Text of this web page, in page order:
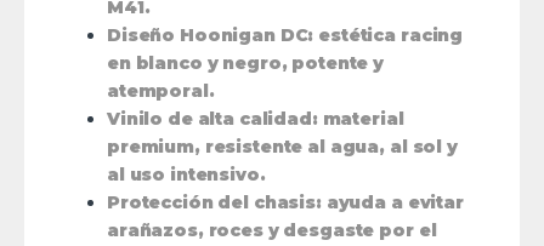
M41.
Diseño Hoonigan DC: estética racing
en blanco y negro, potente y
atemporal.
Vinilo de alta calidad: material
premium, resistente al agua, al sol y
al uso intensivo.
Protección del chasis: ayuda a evitar
arañazos, roces y desgaste por el